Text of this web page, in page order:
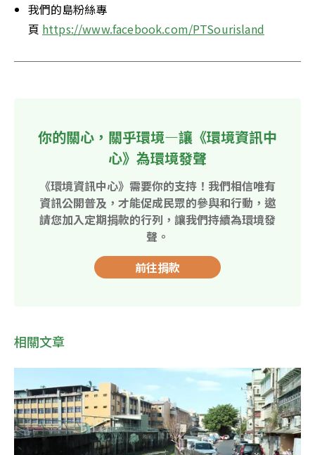
我們的島粉絲專
頁 https://www.facebook.com/PTSourisland
你的關心，關乎環境—讓《環境資訊中
心》為環境發聲
《環境資訊中心》需要你的支持！我們相信唯有
資訊公開普及，才能促成民眾的參與和行動，邀
請您加入定期捐款的行列，讓我們持續為環境發
聲。
前往捐款
相關文章